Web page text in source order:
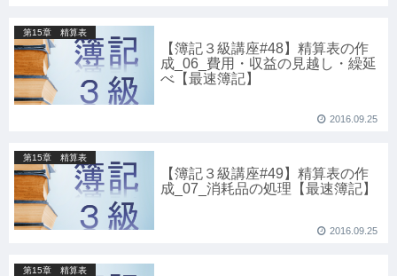
第15章 精算表
【簿記３級講座#48】精算表の作
成_06_費用・収益の見越し・繰延
べ【最速簿記】
2016.09.25
第15章 精算表
【簿記３級講座#49】精算表の作
成_07_消耗品の処理【最速簿記】
2016.09.25
第15章 精算表